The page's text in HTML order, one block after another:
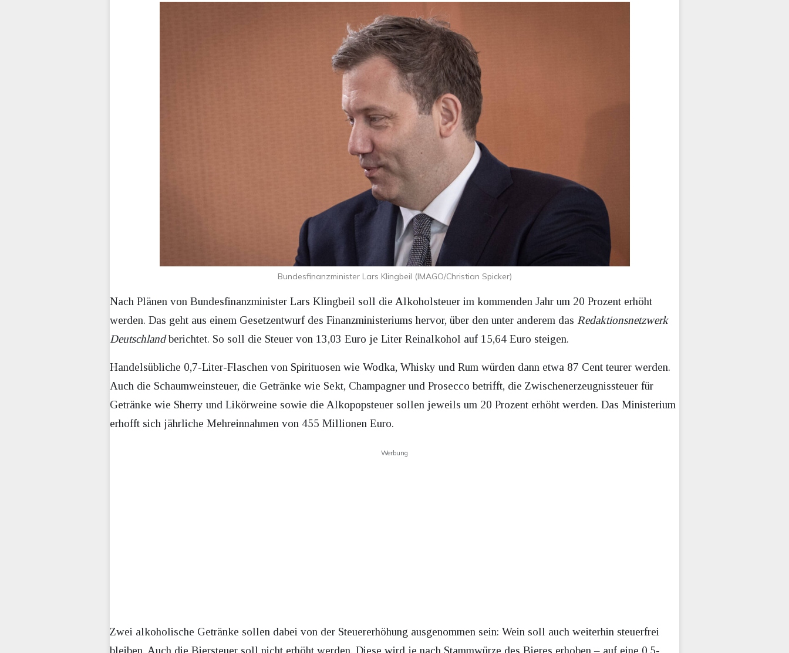
Bundesfinanzminister Lars Klingbeil (IMAGO/Christian Spicker)
Nach Plänen von Bundesfinanzminister Lars Klingbeil soll die Alkoholsteuer im kommenden Jahr um 20 Prozent erhöht
werden. Das geht aus einem Gesetzentwurf des Finanzministeriums hervor, über den unter anderem das Redaktionsnetzwerk
Deutschlandberichtet. So soll die Steuer von 13,03 Euro je Liter Reinalkohol auf 15,64 Euro steigen.
Handelsübliche 0,7-Liter-Flaschen von Spirituosen wie Wodka, Whisky und Rum würden dann etwa 87 Cent teurer werden.
Auch die Schaumweinsteuer, die Getränke wie Sekt, Champagner und Prosecco betrifft, die Zwischenerzeugnissteuer für
Getränke wie Sherry und Likörweine sowie die Alkopopsteuer sollen jeweils um 20 Prozent erhöht werden. Das Ministerium
erhofft sich jährliche Mehreinnahmen von 455 Millionen Euro.
Werbung
Zwei alkoholische Getränke sollen dabei von der Steuererhöhung ausgenommen sein: Wein soll auch weiterhin steuerfrei
bleiben. Auch die Biersteuer soll nicht erhöht werden. Diese wird je nach Stammwürze des Bieres erhoben – auf eine 0,5-